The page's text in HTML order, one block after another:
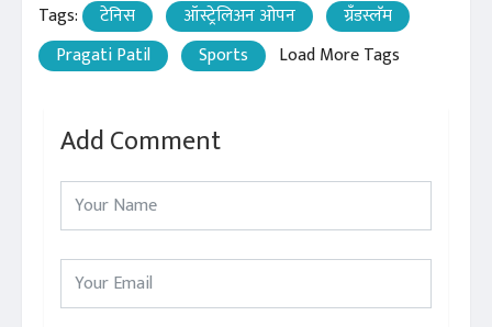
Tags: टेनिस ऑस्ट्रेलिअन ओपन
ग्रँडस्लॅम
Pragati Patil
Sports Load More Tags
Add Comment